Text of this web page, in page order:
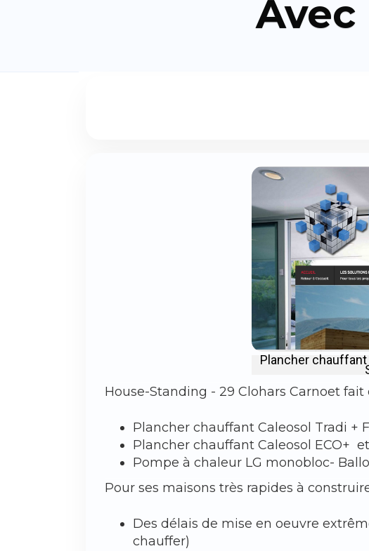
Avec
Plancher
House-Standing - 29 Clohars Carnoet
Plancher chauffant Caleosol Tradi +
Plancher chauffant Caleosol ECO+
Pompe à chaleur LG monobloc-
Pour ses maisons très rapides à
‍Des délais de mise en oeuvre
chauffer)